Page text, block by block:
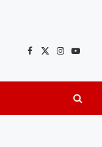
Facebook
X
Instagram